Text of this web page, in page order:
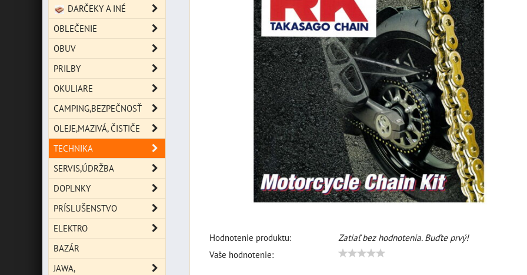
Hodnotenie produktu:
Zatiaľ bez hodnotenia. Buďte prvý!
Vaše hodnotenie:
DARČEKY A INÉ
OBLEČENIE
OBUV
PRILBY
OKULIARE
CAMPING,BEZPEČNOSŤ
OLEJE,MAZIVÁ, ČISTIČE
TECHNIKA
SERVIS,ÚDRŽBA
DOPLNKY
PRÍSLUŠENSTVO
ELEKTRO
BAZÁR
JAWA,